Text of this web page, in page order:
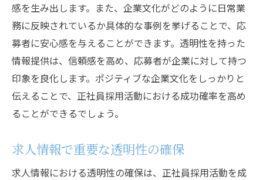
感を生み出します。また、企業文化がどのように日常業
務に反映されているか具体的な事例を挙げることで、応
募者に安心感を与えることができます。透明性を持った
情報提供は、信頼感を高め、応募者が企業に対して持つ
印象を良化します。ポジティブな企業文化をしっかりと
伝えることで、正社員採用活動における成功確率を高め
ることができるでしょう。
求人情報で重要な透明性の確保
求人情報における透明性の確保は、正社員採用活動を成